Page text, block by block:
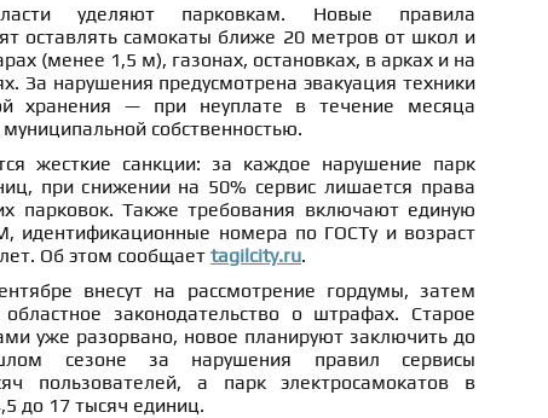
уделяют парковкам. Новые правила
оставлять самокаты ближе 20 метров от школ и
(менее 1,5 м), газонах, остановках, в арках и на
За нарушения предусмотрена эвакуация техники
хранения — при неуплате в течение месяца
собственностью.
жесткие санкции: за каждое нарушение парк
при снижении на 50% сервис лишается права
парковок. Также требования включают единую
идентификационные номера по ГОСТу и возраст
Об этом сообщает tagilcity.ru.
внесут на рассмотрение гордумы, затем
законодательство о штрафах. Старое
уже разорвано, новое планируют заключить до
сезоне за нарушения правил сервисы
пользователей, а парк электросамокатов в
до 17 тысяч единиц.